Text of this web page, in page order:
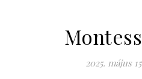
2025. május